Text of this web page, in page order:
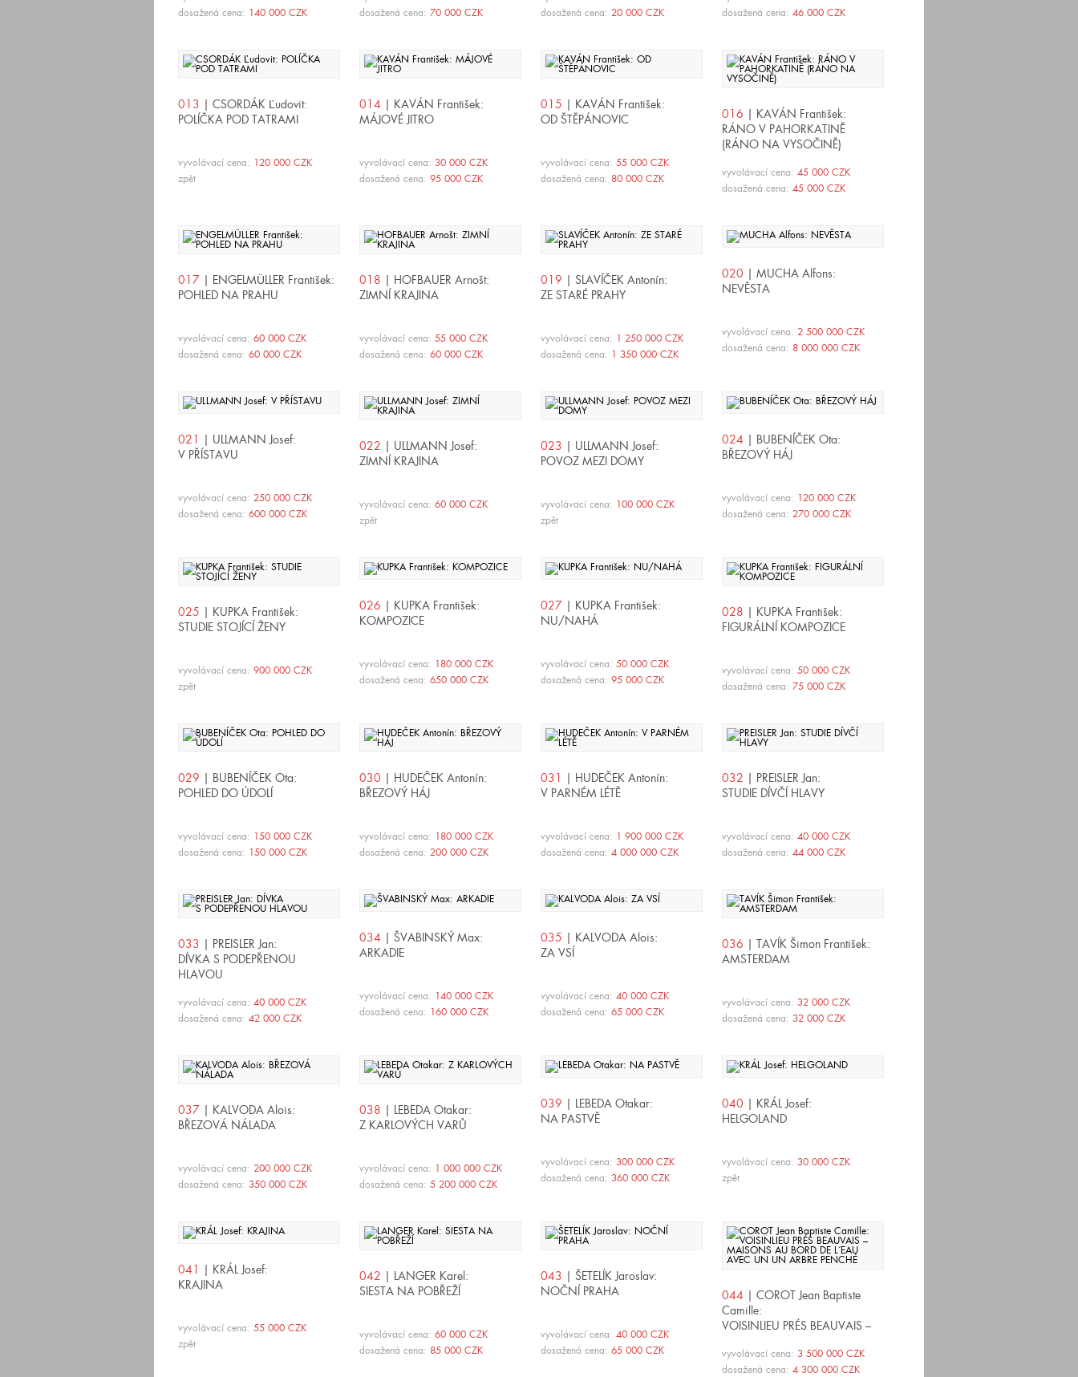
dosažená cena: 140 000 CZK
dosažená cena: 70 000 CZK
dosažená cena: 20 000 CZK
dosažená cena: 46 000 CZK
013 | CSORDÁK Ľudovit:
POLÍČKA POD TATRAMI
vyvolávací cena: 120 000 CZK
zpět
014 | KAVÁN František:
MÁJOVÉ JITRO
vyvolávací cena: 30 000 CZK
dosažená cena: 95 000 CZK
015 | KAVÁN František:
OD ŠTĚPÁNOVIC
vyvolávací cena: 55 000 CZK
dosažená cena: 80 000 CZK
016 | KAVÁN František:
RÁNO V PAHORKATINĚ
(RÁNO NA VYSOČINĚ)
vyvolávací cena: 45 000 CZK
dosažená cena: 45 000 CZK
017 | ENGELMÜLLER František:
POHLED NA PRAHU
vyvolávací cena: 60 000 CZK
dosažená cena: 60 000 CZK
018 | HOFBAUER Arnošt:
ZIMNÍ KRAJINA
vyvolávací cena: 55 000 CZK
dosažená cena: 60 000 CZK
019 | SLAVÍČEK Antonín:
ZE STARÉ PRAHY
vyvolávací cena: 1 250 000 CZK
dosažená cena: 1 350 000 CZK
020 | MUCHA Alfons:
NEVĚSTA
vyvolávací cena: 2 500 000 CZK
dosažená cena: 8 000 000 CZK
021 | ULLMANN Josef:
V PŘÍSTAVU
vyvolávací cena: 250 000 CZK
dosažená cena: 600 000 CZK
022 | ULLMANN Josef:
ZIMNÍ KRAJINA
vyvolávací cena: 60 000 CZK
zpět
023 | ULLMANN Josef:
POVOZ MEZI DOMY
vyvolávací cena: 100 000 CZK
zpět
024 | BUBENÍČEK Ota:
BŘEZOVÝ HÁJ
vyvolávací cena: 120 000 CZK
dosažená cena: 270 000 CZK
025 | KUPKA František:
STUDIE STOJÍCÍ ŽENY
vyvolávací cena: 900 000 CZK
zpět
026 | KUPKA František:
KOMPOZICE
vyvolávací cena: 180 000 CZK
dosažená cena: 650 000 CZK
027 | KUPKA František:
NU/NAHÁ
vyvolávací cena: 50 000 CZK
dosažená cena: 95 000 CZK
028 | KUPKA František:
FIGURÁLNÍ KOMPOZICE
vyvolávací cena: 50 000 CZK
dosažená cena: 75 000 CZK
029 | BUBENÍČEK Ota:
POHLED DO ÚDOLÍ
vyvolávací cena: 150 000 CZK
dosažená cena: 150 000 CZK
030 | HUDEČEK Antonín:
BŘEZOVÝ HÁJ
vyvolávací cena: 180 000 CZK
dosažená cena: 200 000 CZK
031 | HUDEČEK Antonín:
V PARNÉM LÉTĚ
vyvolávací cena: 1 900 000 CZK
dosažená cena: 4 000 000 CZK
032 | PREISLER Jan:
STUDIE DÍVČÍ HLAVY
vyvolávací cena: 40 000 CZK
dosažená cena: 44 000 CZK
033 | PREISLER Jan:
DÍVKA S PODEPŘENOU
HLAVOU
vyvolávací cena: 40 000 CZK
dosažená cena: 42 000 CZK
034 | ŠVABINSKÝ Max:
ARKADIE
vyvolávací cena: 140 000 CZK
dosažená cena: 160 000 CZK
035 | KALVODA Alois:
ZA VSÍ
vyvolávací cena: 40 000 CZK
dosažená cena: 65 000 CZK
036 | TAVÍK Šimon František:
AMSTERDAM
vyvolávací cena: 32 000 CZK
dosažená cena: 32 000 CZK
037 | KALVODA Alois:
BŘEZOVÁ NÁLADA
vyvolávací cena: 200 000 CZK
dosažená cena: 350 000 CZK
038 | LEBEDA Otakar:
Z KARLOVÝCH VARŮ
vyvolávací cena: 1 000 000 CZK
dosažená cena: 5 200 000 CZK
039 | LEBEDA Otakar:
NA PASTVĚ
vyvolávací cena: 300 000 CZK
dosažená cena: 360 000 CZK
040 | KRÁL Josef:
HELGOLAND
vyvolávací cena: 30 000 CZK
zpět
041 | KRÁL Josef:
KRAJINA
vyvolávací cena: 55 000 CZK
zpět
042 | LANGER Karel:
SIESTA NA POBŘEŽÍ
vyvolávací cena: 60 000 CZK
dosažená cena: 85 000 CZK
043 | ŠETELÍK Jaroslav:
NOČNÍ PRAHA
vyvolávací cena: 40 000 CZK
dosažená cena: 65 000 CZK
044 | COROT Jean Baptiste
Camille:
VOISINLIEU PRÉS BEAUVAIS –
AVEC UN UN ARBRE PENCHÉ
vyvolávací cena: 3 500 000 CZK
dosažená cena: 4 300 000 CZK